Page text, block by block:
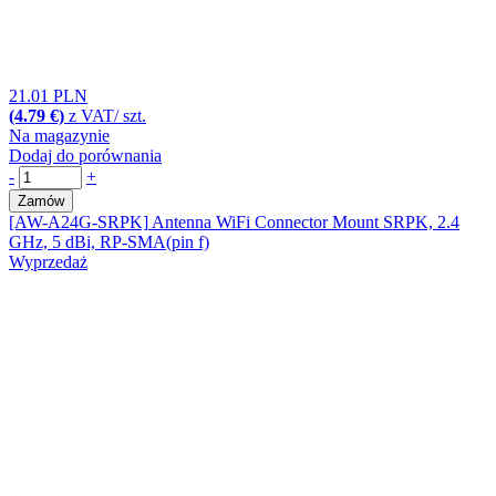
21.01 PLN
(4.79 €) z VAT/ szt.
Na magazynie
Dodaj do porównania
-
+
Zamów
[AW-A24G-SRPK] Antenna WiFi Connector Mount SRPK, 2.4
GHz, 5 dBi, RP-SMA(pin f)
Wyprzedaż